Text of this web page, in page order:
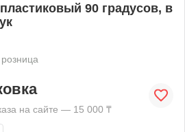
90 градусов, в
на сайте — 15 000 ₸